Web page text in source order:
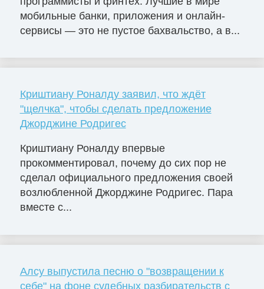
мобильные банки, приложения и онлайн-
сервисы — это не пустое бахвальство, а в...
Криштиану Роналду заявил, что ждёт
"щелчка", чтобы сделать предложение
Джорджине Родригес
Криштиану Роналду впервые
прокомментировал, почему до сих пор не
сделал официального предложения своей
возлюбленной Джорджине Родригес. Пара
вместе с...
Алсу выпустила песню о "возвращении к
себе" на фоне судебных разбирательств с